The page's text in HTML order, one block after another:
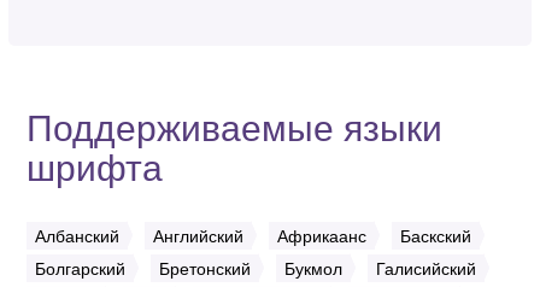
Поддерживаемые языки
шрифта
Албанский Английский Африкаанс
Баскский
Болгарский
Бретонский Букмол
Галисийский